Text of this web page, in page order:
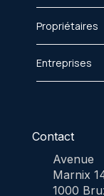
Propriétaires
Entreprises
Contact
Avenue
Marnix
1000